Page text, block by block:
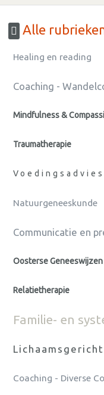
Alle
Healing en reading
Coaching -
Mindfulness &
Traumatherapie
Natuurgeneeskunde
Communicatie en
Oosterse Geneeswijzen
Relatietherapie
Familie- en
Coaching - Diverse